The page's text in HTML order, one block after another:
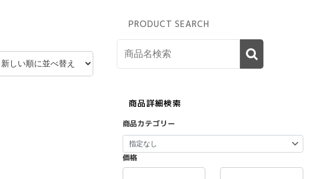
PRODUCT SEARCH
商品詳細検索
商品カテゴリー
価格